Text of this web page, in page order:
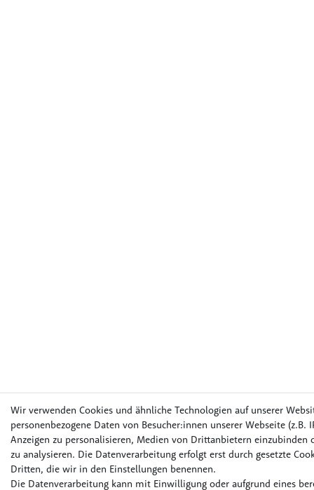
Wir verwenden Cookies und ähnliche Technologien auf unserer
personenbezogene Daten von Besucher:innen unserer Webseite (z.B.
Anzeigen zu personalisieren, Medien von Drittanbietern einzubinden
zu analysieren. Die Datenverarbeitung erfolgt erst durch gesetzte
Dritten, die wir in den Einstellungen benennen.
Die Datenverarbeitung kann mit Einwilligung oder aufgrund eines